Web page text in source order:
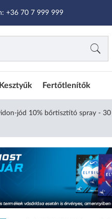
+36 70 7 999 999
Kesztyűk Fertőtlenítők
jód 10% bőrtisztító spray - 30